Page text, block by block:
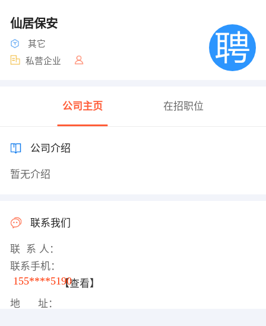
仙居保安
其它
私营企业
公司主页 在招职位
公司介绍
暂无介绍
联系我们
联 系 人：
联系手机：
155****5190【查看】
地 址：